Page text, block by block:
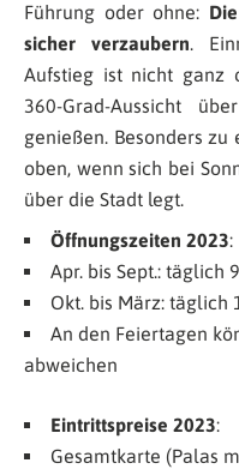
Führung oder ohne:
sicher verzaubern.
Aufstieg ist nicht ganz
360-Grad-Aussicht
genießen. Besonders
oben, wenn sich bei
über die Stadt legt.
Öffnungszeiten 2023:
Apr. bis Sept.: täglich
Okt. bis März: täglich
An den Feiertagen
abweichen
Eintrittspreise 2023:
Gesamtkarte (Palas